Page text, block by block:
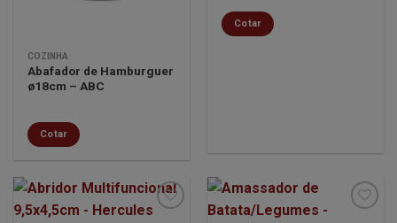
COZINHA
Abafador de Hamburguer
ø18cm – ABC
Cotar
Cotar